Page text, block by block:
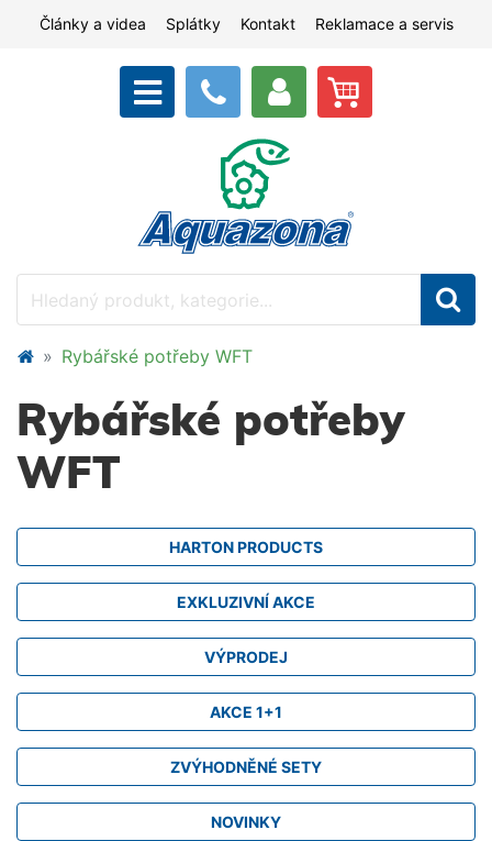
Články a videa Splátky Kontakt Reklamace a servis
Rybářské potřeby WFT
Rybářské potřeby
WFT
HARTON PRODUCTS
EXKLUZIVNÍ AKCE
VÝPRODEJ
AKCE 1+1
ZVÝHODNĚNÉ SETY
NOVINKY